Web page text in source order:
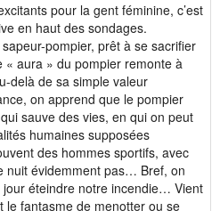
pour la gent féminine, c’est
en haut des sondages.
pompier, prêt à se sacrifier
« aura » du pompier remonte à
delà de sa simple valeur
on apprend que le pompier
sauve des vies, en qui on peut
humaines supposées
des hommes sportifs, avec
nuit évidemment pas… Bref, on
jour éteindre notre incendie… Vient
le fantasme de menotter ou se